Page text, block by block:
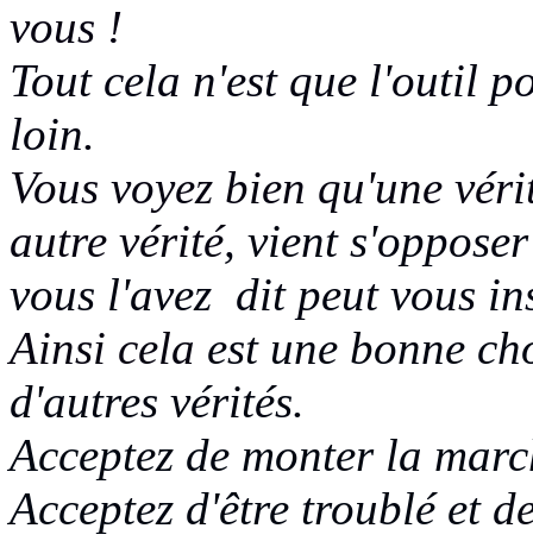
vous !
Tout cela n'est que l'outil
loin.
Vous voyez bien qu'une
autre vérité, vient
vous l'avez dit peut vous
Ainsi cela est une bonne
d'autres vérités.
Acceptez de monter la
Acceptez d'être troublé et